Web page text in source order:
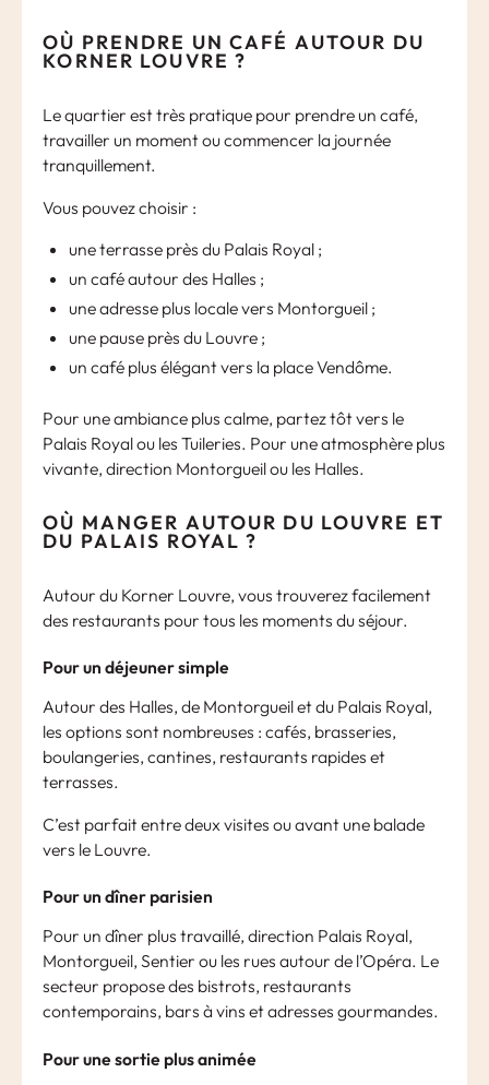
OÙ PRENDRE UN CAFÉ AUTOUR DU
KORNER LOUVRE ?
Le quartier est très pratique pour prendre un café,
travailler un moment ou commencer la journée
tranquillement.
Vous pouvez choisir :
une terrasse près du Palais Royal ;
un café autour des Halles ;
une adresse plus locale vers Montorgueil ;
une pause près du Louvre ;
un café plus élégant vers la place Vendôme.
Pour une ambiance plus calme, partez tôt vers le
Palais Royal ou les Tuileries. Pour une atmosphère plus
vivante, direction Montorgueil ou les Halles.
OÙ MANGER AUTOUR DU LOUVRE ET
DU PALAIS ROYAL ?
Autour du Korner Louvre, vous trouverez facilement
des restaurants pour tous les moments du séjour.
Pour un déjeuner simple
Autour des Halles, de Montorgueil et du Palais Royal,
les options sont nombreuses : cafés, brasseries,
boulangeries, cantines, restaurants rapides et
terrasses.
C’est parfait entre deux visites ou avant une balade
vers le Louvre.
Pour un dîner parisien
Pour un dîner plus travaillé, direction Palais Royal,
Montorgueil, Sentier ou les rues autour de l’Opéra. Le
secteur propose des bistrots, restaurants
contemporains, bars à vins et adresses gourmandes.
Pour une sortie plus animée